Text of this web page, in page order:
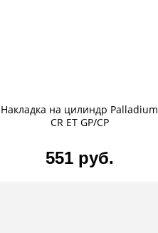
Накладка на цилиндр Palladium
CR ET GP/CP
551 руб.